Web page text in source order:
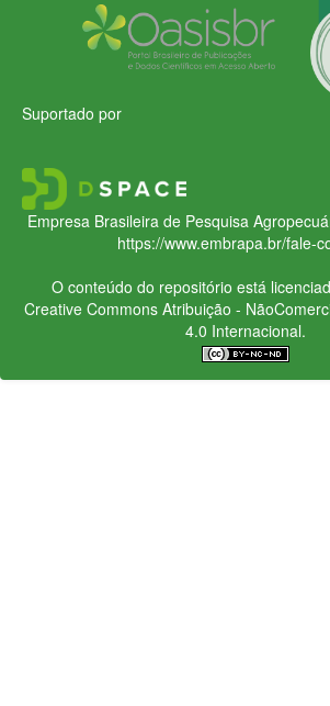
Suportado por
Empresa Brasileira de Pesquisa
https://www.embrapa.br/fale-
O conteúdo do repositório está
Creative CommonsAtribuição -
4.0 Internacional.